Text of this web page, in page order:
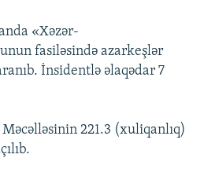
«Xəzər-
fasiləsində azarkeşlər
İnsidentlə əlaqədar 7
221.3 (xuliqanlıq)